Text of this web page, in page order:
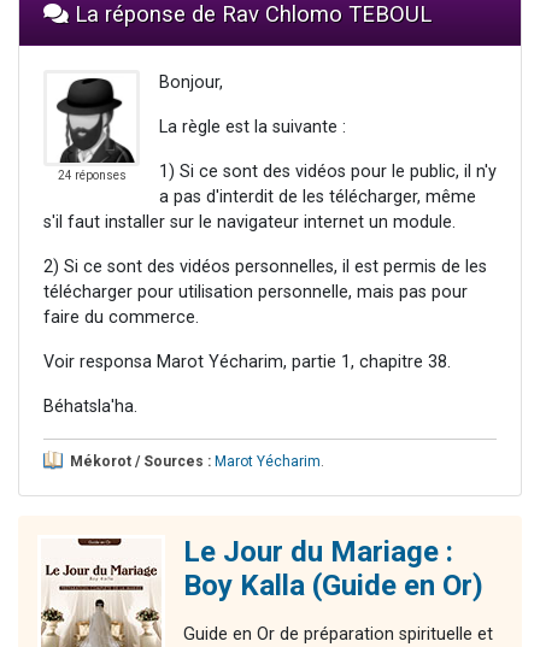
La réponse de Rav Chlomo TEBOUL
24 réponses
Bonjour,
La règle est la suivante :
1) Si ce sont des vidéos pour le public, il n'y
a pas d'interdit de les télécharger, même
s'il faut installer sur le navigateur internet un module.
2) Si ce sont des vidéos personnelles, il est permis de les
télécharger pour utilisation personnelle, mais pas pour
faire du commerce.
Voir responsa Marot Yécharim, partie 1, chapitre 38.
Béhatsla'ha.
Mékorot / Sources : Marot Yécharim.
Le Jour du Mariage :
Boy Kalla (Guide en Or)
Guide en Or de préparation spirituelle et